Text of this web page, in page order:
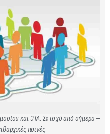
και ΟΤΑ: Σε ισχύ από σήμερα –
ποινές